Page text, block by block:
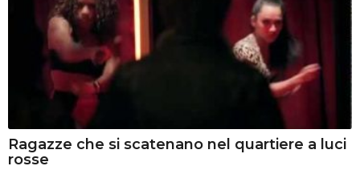
Ragazze che si scatenano nel quartiere a luci
rosse